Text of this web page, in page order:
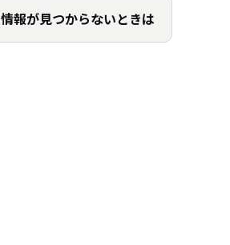
情報が見つからないときは